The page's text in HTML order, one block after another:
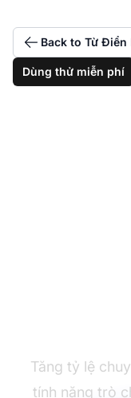
Back to Từ Điển
Dùng thử miễn phí
Tăng tỷ lệ
tính năng trò